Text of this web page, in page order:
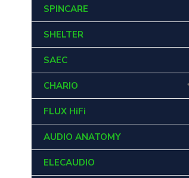
SPINCARE
SHELTER
SAEC
CHARIO
FLUX HiFi
AUDIO ANATOMY
ELECAUDIO